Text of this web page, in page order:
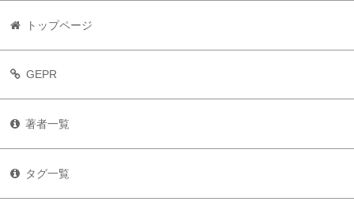
トップページ
GEPR
著者一覧
タグ一覧